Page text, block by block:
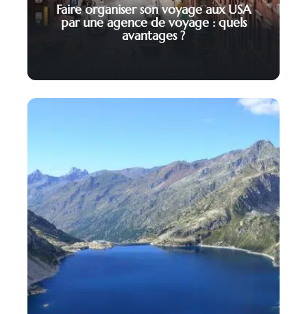
Faire organiser son voyage aux USA
par une agence de voyage : quels
avantages ?